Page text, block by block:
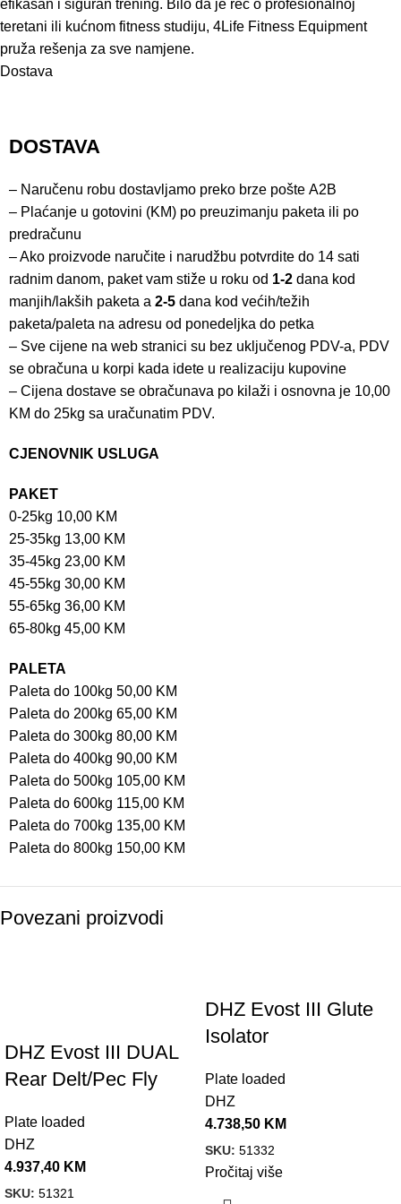
efikasan i siguran trening. Bilo da je reč o profesionalnoj
teretani ili kućnom fitness studiju, 4Life Fitness Equipment
pruža rešenja za sve namjene.
Dostava
DOSTAVA
– Naručenu robu dostavljamo preko brze pošte A2B
– Plaćanje u gotovini (KM) po preuzimanju paketa ili po
predračunu
– Ako proizvode naručite i narudžbu potvrdite do 14 sati
radnim danom, paket vam stiže u roku od 1-2 dana kod
manjih/lakših paketa a 2-5 dana kod većih/težih
paketa/paleta na adresu od ponedeljka do petka
– Sve cijene na web stranici su bez uključenog PDV-a, PDV
se obračuna u korpi kada idete u realizaciju kupovine
– Cijena dostave se obračunava po kilaži i osnovna je 10,00
KM do 25kg sa uračunatim PDV.
CJENOVNIK USLUGA
PAKET
0-25kg 10,00 KM
25-35kg 13,00 KM
35-45kg 23,00 KM
45-55kg 30,00 KM
55-65kg 36,00 KM
65-80kg 45,00 KM
PALETA
Paleta do 100kg 50,00 KM
Paleta do 200kg 65,00 KM
Paleta do 300kg 80,00 KM
Paleta do 400kg 90,00 KM
Paleta do 500kg 105,00 KM
Paleta do 600kg 115,00 KM
Paleta do 700kg 135,00 KM
Paleta do 800kg 150,00 KM
Povezani proizvodi
DHZ Evost III DUAL
Rear Delt/Pec Fly
Plate loaded
DHZ
4.937,40 KM
SKU: 51321
DHZ Evost III Glute
Isolator
Plate loaded
DHZ
4.738,50 KM
SKU: 51332
Pročitaj više